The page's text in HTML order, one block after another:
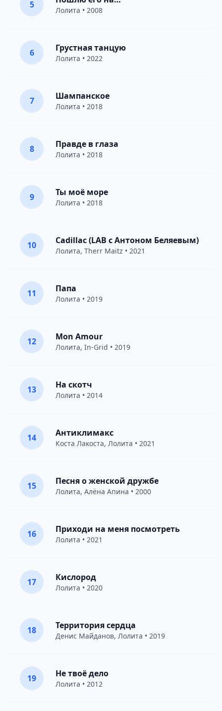
5
Лолита • 2008
6 Грустная танцую
Лолита • 2022
7 Шампанское
Лолита • 2018
8 Правде в глаза
Лолита • 2018
9 Ты моё море
Лолита • 2018
10 Cadillac (LAB с Антоном Беляевым)
Лолита, Therr Maitz • 2021
11 Папа
Лолита • 2019
12 Mon Amour
Лолита, In-Grid • 2019
13 На скотч
Лолита • 2014
14 Антиклимакс
Коста Лакоста, Лолита • 2021
15 Песня о женской дружбе
Лолита, Алёна Апина • 2000
16 Приходи на меня посмотреть
Лолита • 2021
17 Кислород
Лолита • 2020
18 Территория сердца
Денис Майданов, Лолита • 2019
19 Не твоё дело
Лолита • 2012